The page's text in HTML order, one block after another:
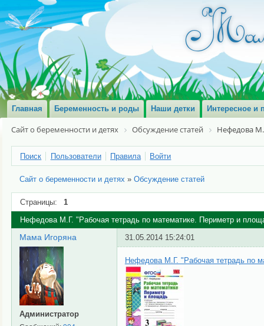
Главная Беременность и роды Наши детки Интересное и
Сайт о беременности и детях Обсуждение статей Нефедова
Поиск Пользователи Правила Войти
Сайт о беременности и детях »Обсуждение статей
Страницы: 1
Нефедова М.Г. "Рабочая тетрадь по математике. Периметр и
Мама Игоряна
Администратор
31.05.2014 15:24:01
Нефедова М.Г. "Рабочая тетрадь по